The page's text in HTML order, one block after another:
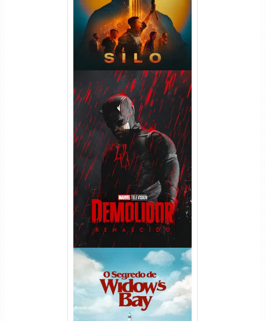
Demolidor: Renascido 2ª
Temporada (2026) WEB-DL
1080p Dual Áudio